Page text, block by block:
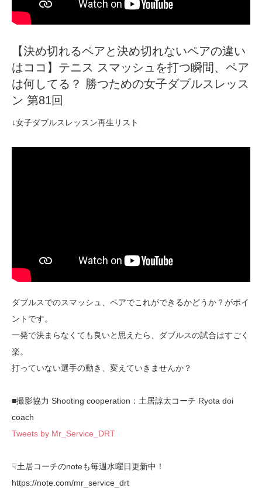
【決め切れるペアと決め切れないペアの違い
はココ】テニス スマッシュを打つ瞬間、ペア
は何してる？ 勝つための女子ダブルスレッス
ン 第81回
↓女子ダブルスレッスン再生リスト
ダブルスでのスマッシュ、ペアでこれができるかどうか？がポイ
ントです。
一発で決まらなくても良いと思えたら、ダブルスの試合はすごく
楽。
打っていない選手の動き、変えていきませんか？
■撮影協力 Shooting cooperation：土居諒太コーチ Ryota doi
coach
Tweets by Mr_Service_DRT
☟土居コーチのnoteも毎週水曜日更新中！
https://note.com/mr_service_drt